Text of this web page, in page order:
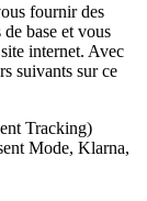
fournir des
base et vous
internet. Avec
suivants sur ce
Tracking)
Mode, Klarna,